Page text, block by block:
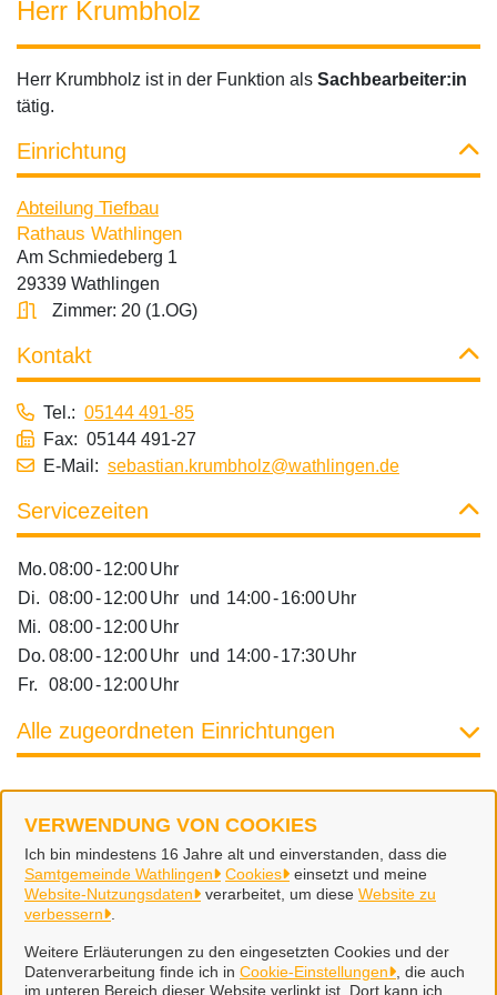
VERWENDUNG VON COOKIES
Ich bin mindestens 16 Jahre alt und einverstanden, dass die
Samtgemeinde Wathlingen
Cookies
einsetzt und meine
Website-Nutzungsdaten
verarbeitet, um diese Website zu
verbessern
Weitere Erläuterungen zu den eingesetzten Cookies und der
Datenverarbeitung finde ich in Cookie-Einstellungen
, die auch
im unteren Bereich dieser Website verlinkt ist. Dort kann ich
Herr Krumbholz
Herr Krumbholz ist in der Funktion als Sachbearbeiter:in
tätig.
Einrichtung
Abteilung Tiefbau
Rathaus Wathlingen
Am Schmiedeberg 1
29339 Wathlingen
Zimmer: 20 (1.OG)
Kontakt
Tel.: 05144 491-85
Fax: 05144 491-27
E-Mail: sebastian.krumbholz@wathlingen.de
Servicezeiten
Mo.08:00-12:00Uhr
Di. 08:00-12:00Uhr und 14:00-16:00Uhr
Mi. 08:00-12:00Uhr
Do. 08:00-12:00Uhr und 14:00-17:30Uhr
Fr.
08:00-12:00Uhr
Alle zugeordneten Einrichtungen
Samtgemeinde Wathlingen
Alle Rechte vorbehalten
Impressum